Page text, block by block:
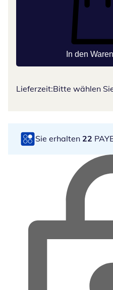
In den
Lieferzeit:Bitte wählen
Sie erhalten 22